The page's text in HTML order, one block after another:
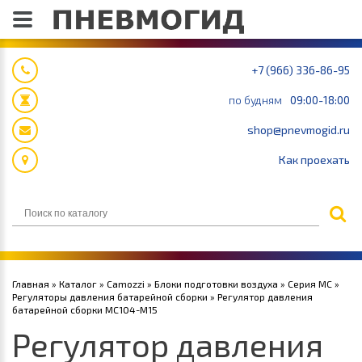
+7 (966) 336-86-95
по будням 09:00-18:00
shop@pnevmogid.ru
Как проехать
Главная » Каталог » Camozzi » Блоки подготовки воздуха » Серия MC »
Регуляторы давления батарейной сборки » Регулятор давления
батарейной сборки MC104-M15
Регулятор давления